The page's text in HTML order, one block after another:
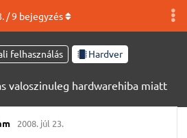
felhasználás Hardver
valoszinuleg hardwarehiba miatt
. /9 bejegyzés
2008. júl 23.